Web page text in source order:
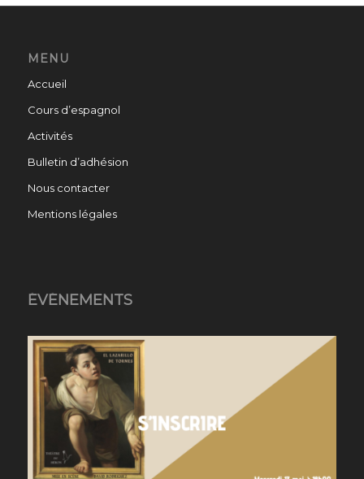
MENU
Accueil
Cours d’espagnol
Activités
Bulletin d’adhésion
Nous contacter
Mentions légales
ÉVÉNEMENTS